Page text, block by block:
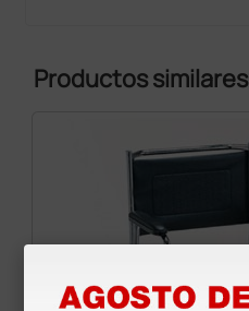
Productos similares